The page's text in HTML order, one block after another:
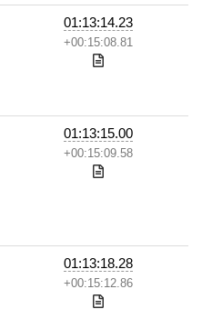
01:13:14.23
+00:15:08.81
01:13:15.00
+00:15:09.58
01:13:18.28
+00:15:12.86